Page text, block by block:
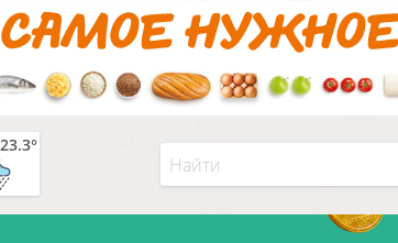
23.3°